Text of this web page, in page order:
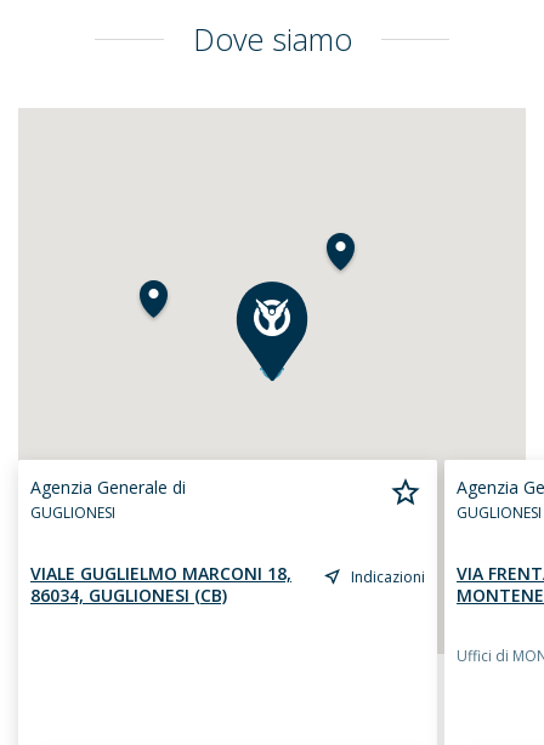
Dove siamo
Agenzia Generale di
GUGLIONESI
VIALE GUGLIELMO MARCONI 18,
86034, GUGLIONESI (CB)
Indicazioni
Agenzia
GUGLIONESI
VIA
Uffici di